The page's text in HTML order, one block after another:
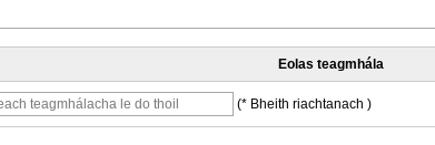
Eolas teagmhála
(* Bheith riachtanach )